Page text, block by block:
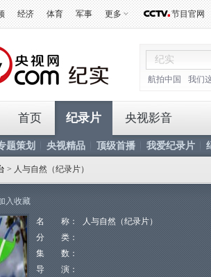
经济 体育 军事 更多 节目官网
航拍中国 我们
首页 纪录片
题策划 央视精品 顶级首播 我爱纪录片
央视影音
> 人与自然（纪录片）
入收藏
名 称：
人与自然（纪录片）
分 类：
集 数：
导 演：